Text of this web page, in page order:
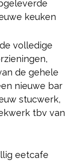
keuken
volledige
de gehele
nieuwe bar
stucwerk,
tbv van
eetcafe